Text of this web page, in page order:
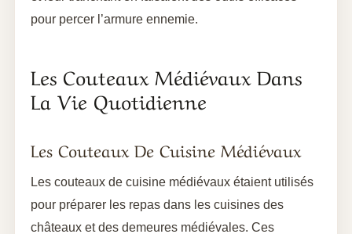
pour percer l’armure ennemie.
Les Couteaux Médiévaux Dans
La Vie Quotidienne
Les Couteaux De Cuisine Médiévaux
Les couteaux de cuisine médiévaux étaient utilisés
pour préparer les repas dans les cuisines des
châteaux et des demeures médiévales. Ces